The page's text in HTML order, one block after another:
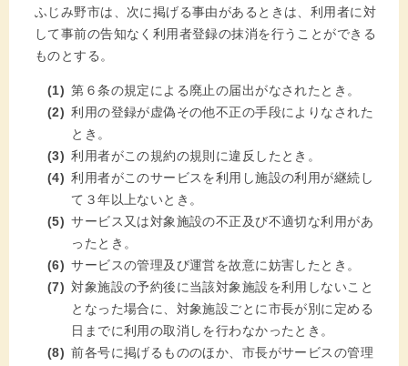
ふじみ野市は、次に掲げる事由があるときは、利用者に対
して事前の告知なく利用者登録の抹消を行うことができる
ものとする。
第６条の規定による廃止の届出がなされたとき。
利用の登録が虚偽その他不正の手段によりなされた
とき。
利用者がこの規約の規則に違反したとき。
利用者がこのサービスを利用し施設の利用が継続し
て３年以上ないとき。
サービス又は対象施設の不正及び不適切な利用があ
ったとき。
サービスの管理及び運営を故意に妨害したとき。
対象施設の予約後に当該対象施設を利用しないこと
となった場合に、対象施設ごとに市長が別に定める
日までに利用の取消しを行わなかったとき。
前各号に掲げるもののほか、市長がサービスの管理